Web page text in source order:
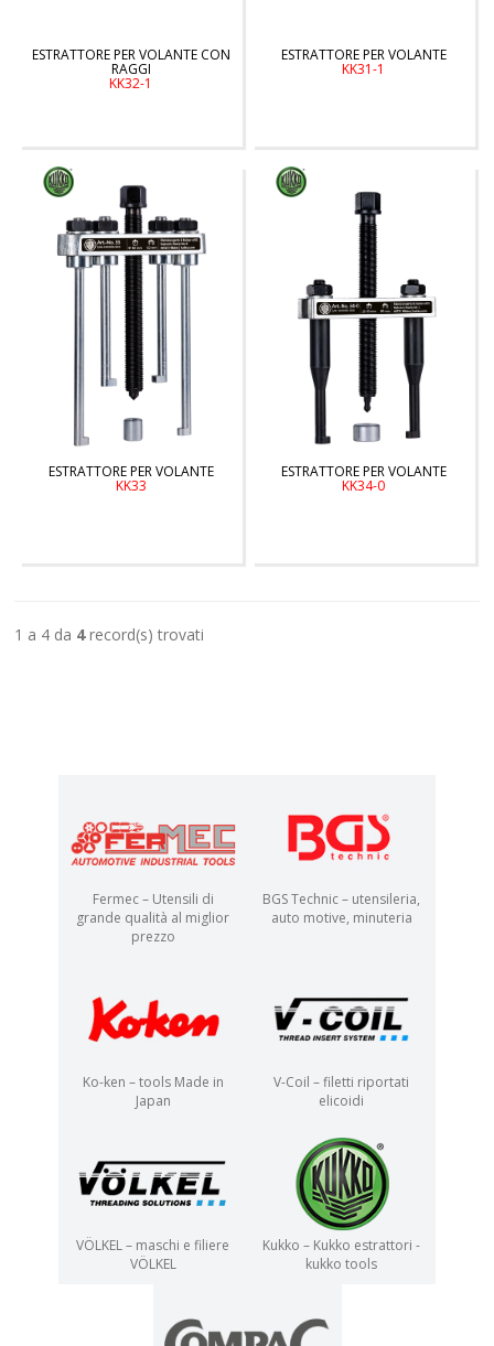
ESTRATTORE PER VOLANTE CON
RAGGI
KK32-1
ESTRATTORE PER VOLANTE
KK31-1
ESTRATTORE PER VOLANTE
KK33
ESTRATTORE PER VOLANTE
KK34-0
1 a 4 da 4record(s) trovati
Fermec – Utensili di
grande qualità al miglior
prezzo
BGS Technic – utensileria,
auto motive, minuteria
Ko-ken – tools Made in
Japan
V-Coil – filetti riportati
elicoidi
VÖLKEL – maschi e filiere
VÖLKEL
Kukko – Kukko estrattori -
kukko tools